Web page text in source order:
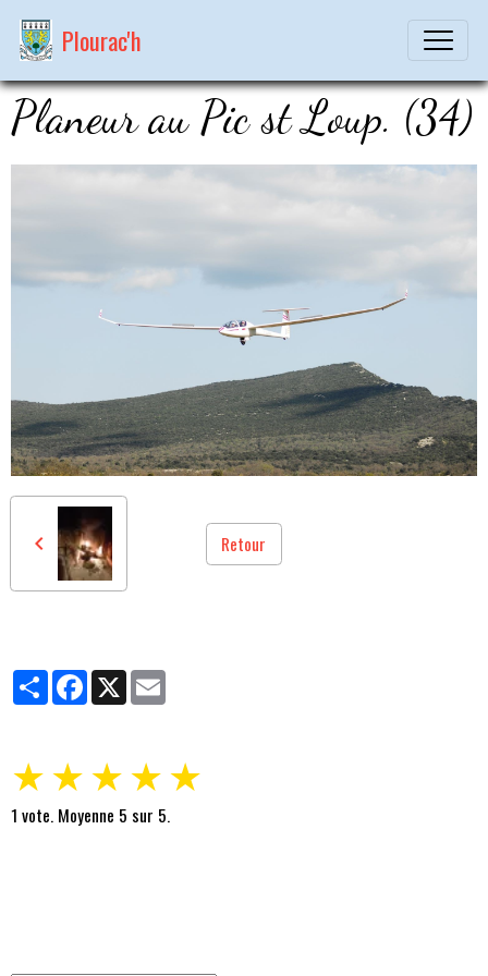
Plourac'h
Planeur au Pic st Loup. (34)
Retour
PartagerFacebook
X
★★★★★
1 vote. Moyenne 5 sur 5.